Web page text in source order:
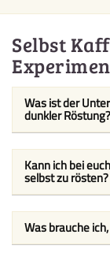
Selbst
Was ist der
dunkler Röstung?
Kann ich bei
selbst zu rösten?
Was brauche